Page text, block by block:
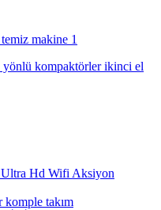
kompaktörler ikinci el
Ultra Hd Wifi Aksiyon
komple takım